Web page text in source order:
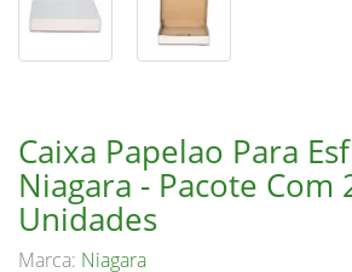
Caixa Papelao Para
Niagara - Pacote Com
Unidades
Marca: Niagara